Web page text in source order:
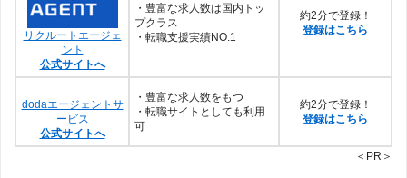
リクルートエージェ
ント
公式サイトへ
・豊富な求人数は国内トッ
プクラス
・転職支援実績NO.1
約2分で登録！
登録はこちら
dodaエージェントサ
ービス
公式サイトへ
・豊富な求人数をもつ
・転職サイトとしても利用
可
約2分で登録！
登録はこちら
＜PR＞